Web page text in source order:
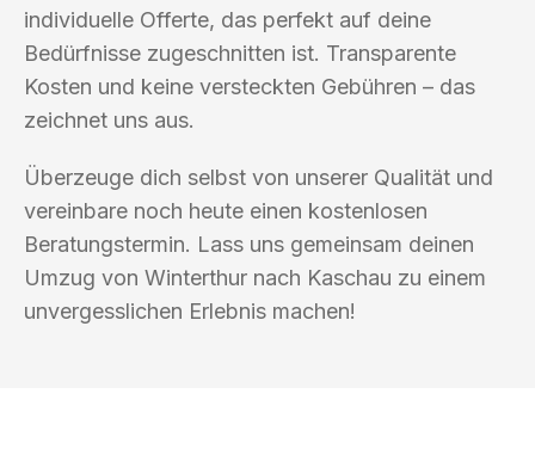
individuelle Offerte, das perfekt auf deine
Bedürfnisse zugeschnitten ist. Transparente
Kosten und keine versteckten Gebühren – das
zeichnet uns aus.
Überzeuge dich selbst von unserer Qualität und
vereinbare noch heute einen kostenlosen
Beratungstermin. Lass uns gemeinsam deinen
Umzug von Winterthur nach Kaschau zu einem
unvergesslichen Erlebnis machen!